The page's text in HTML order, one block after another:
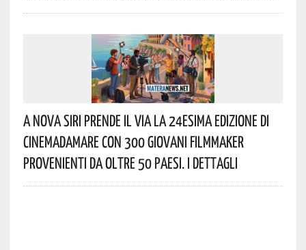
A Nova Siri Prende Il Via La 24esima Edizione Di
Cinemadamare Con 300 Giovani Filmmaker
Provenienti Da Oltre 50 Paesi. I Dettagli